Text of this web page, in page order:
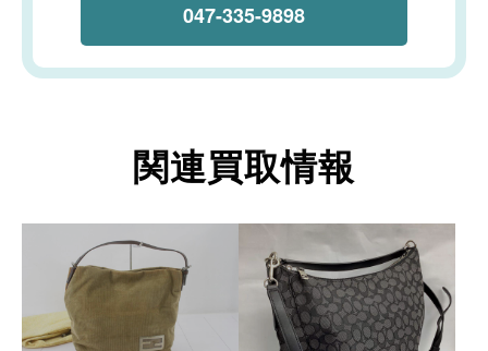
047-335-9898
関連買取情報